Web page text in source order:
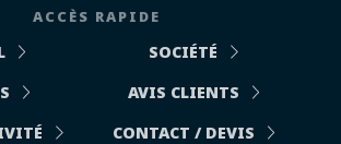
ACCÈS RAPIDE
SOCIÉTÉ
AVIS CLIENTS
CONTACT / DEVIS